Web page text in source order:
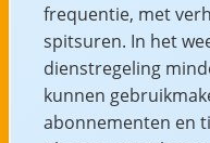
frequentie, met
spitsuren. In het
dienstregeling
kunnen
abonnementen en